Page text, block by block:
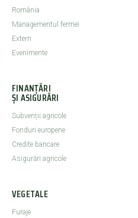
România
Managementul fermei
Extern
Evenimente
FINANȚĂRI
ȘI ASIGURĂRI
Subvenții agricole
Fonduri europene
Credite bancare
Asigurări agricole
VEGETALE
Furaje